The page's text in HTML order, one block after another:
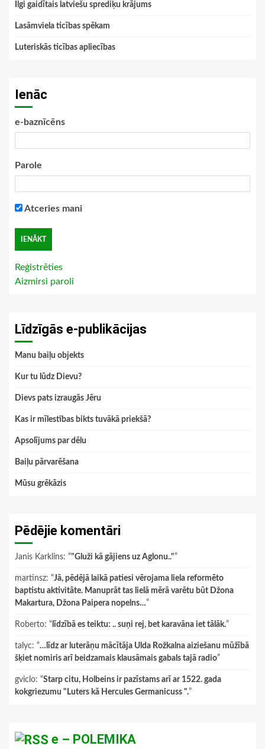
Ilgi gaidītais latviešu sprediķu krājums
Lasāmviela ticības spēkam
Luteriskās ticības apliecības
Ienāc
e-baznīcēns
Parole
Atceries mani
Reģistrēties
Aizmirsi paroli
Līdzīgās e-publikācijas
Manu baiļu objekts
Kur tu lūdz Dievu?
Dievs pats izraugās Jēru
Kas ir mīlestības bikts tuvākā priekšā?
Apsolījums par dēlu
Baiļu pārvarēšana
Mūsu grēkāzis
Pēdējie komentāri
Janis Karklins: “"Gluži kā gājiens uz Aglonu.."”
martinsz: “Jā, pēdējā laikā patiesi vērojama liela reformēto
baptistu aktivitāte. Manuprāt tas lielā mērā varētu būt Džona
Makartura, Džona Paipera nopelns…”
Roberto: “ līdzībā es teiktu: .. suņi rej, bet karavāna iet tālāk.”
talyc: “…līdz ar luterāņu mācītāja Ulda Rožkalna aiziešanu mūžībā
šķiet nomiris arī beidzamais klausāmais gabals tajā radio”
gviclo: “Starp citu, Holbeins ir pazīstams arī ar 1522. gada
kokgriezumu "Luters kā Hercules Germanicuss ".”
e – POLEMIKA